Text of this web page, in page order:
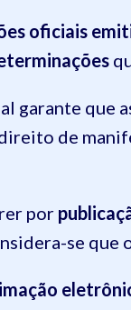
oficiais
garante que
de
por
se